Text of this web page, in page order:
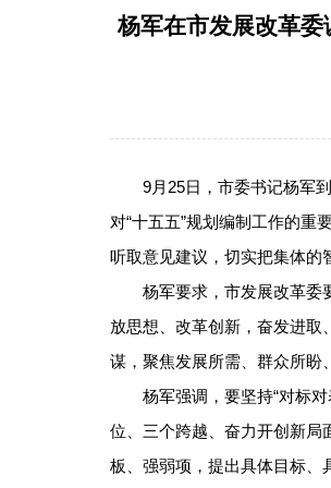
杨军在市发展改革
9月25日，市委书记杨军
对“十五五”规划编制工作的
听取意见建议，切实把集体的
杨军要求，市发展改革委
放思想、改革创新，奋发进取
谋，聚焦发展所需、群众所盼
杨军强调，要坚持“对标
位、三个跨越、奋力开创新局
板、强弱项，提出具体目标、